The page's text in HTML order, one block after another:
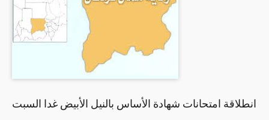
انطلاقة امتحانات شهادة الأساس بالنيل الأبيض غدا السبت